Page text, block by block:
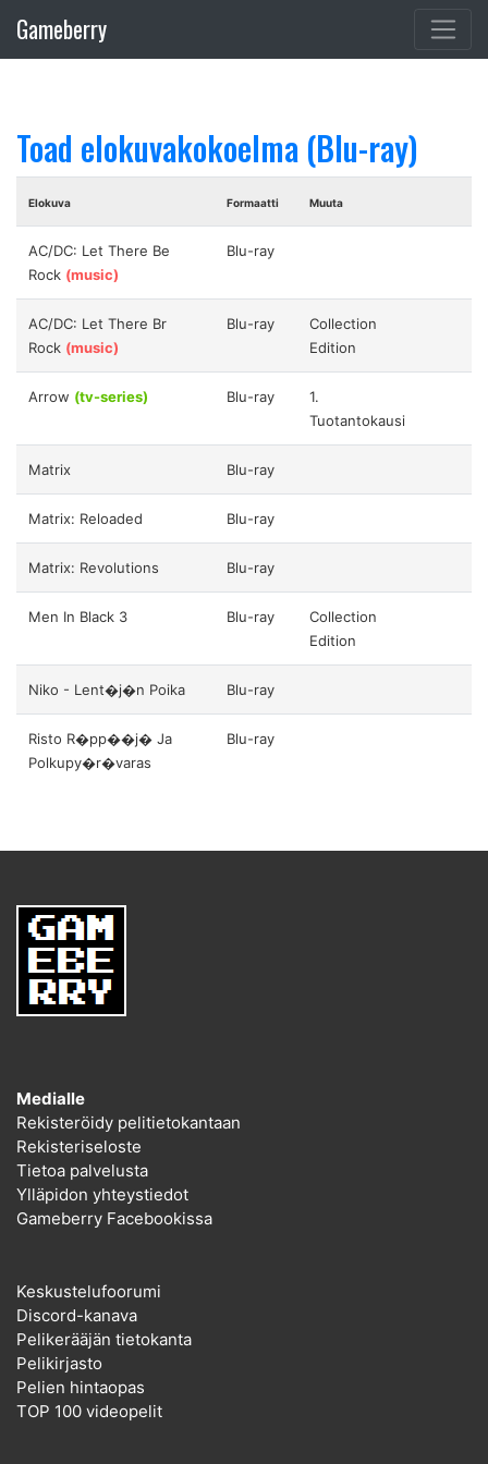
Gameberry
Toad elokuvakokoelma (Blu-ray)
Elokuva Formaatti Muuta
AC/DC: Let There Be
Rock (music)
Blu-ray
AC/DC: Let There Br
Rock (music)
Blu-ray
Collection
Edition
Arrow (tv-series) Blu-ray
1.
Tuotantokausi
Matrix Blu-ray
Matrix: Reloaded Blu-ray
Matrix: Revolutions Blu-ray
Men In Black 3 Blu-ray
Collection
Edition
Niko - Lent�j�n Poika Blu-ray
Risto R�pp��j� Ja
Polkupy�r�varas
Blu-ray
Medialle
Rekisteröidy pelitietokantaan
Rekisteriseloste
Tietoa palvelusta
Ylläpidon yhteystiedot
Gameberry Facebookissa
Keskustelufoorumi
Discord-kanava
Pelikerääjän tietokanta
Pelikirjasto
Pelien hintaopas
TOP 100 videopelit